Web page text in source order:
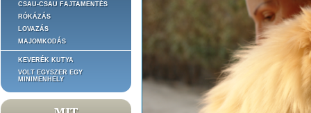
CSAU-CSAU FAJTAMENTÉS
RÓKÁZÁS
LOVAZÁS
MAJOMKODÁS
KEVERÉK KUTYA
VOLT EGYSZER EGY
MINIMENHELY